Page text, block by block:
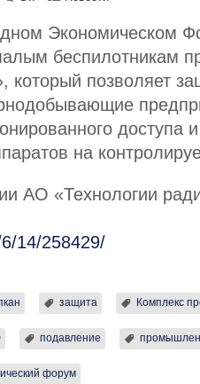
Экономическом
беспилотникам
который позволяет
доступа
на
АО «Технологии
14/258429/
защита Комплекс
подавление
форум